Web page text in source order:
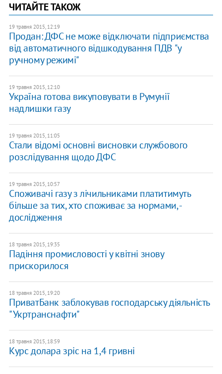
ЧИТАЙТЕ ТАКОЖ
19 травня 2015, 12:19
Продан: ДФС не може відключати підприємства
від автоматичного відшкодування ПДВ "у
ручному режимі"
19 травня 2015, 12:10
Україна готова викуповувати в Румунії
надлишки газу
19 травня 2015, 11:05
Стали відомі основні висновки службового
розслідування щодо ДФС
19 травня 2015, 10:57
Споживачі газу з лічильниками платитимуть
більше за тих, хто споживає за нормами, -
дослідження
18 травня 2015, 19:35
Падіння промисловості у квітні знову
прискорилося
18 травня 2015, 19:20
ПриватБанк заблокував господарську діяльність
"Укртранснафти"
18 травня 2015, 18:59
Курс долара зріс на 1,4 гривні